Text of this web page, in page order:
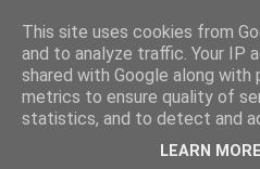
This site uses cookies from
and to analyze traffic. Your IP
shared with Google along
metrics to ensure quality of
statistics, and to detect and
LEARN MORE